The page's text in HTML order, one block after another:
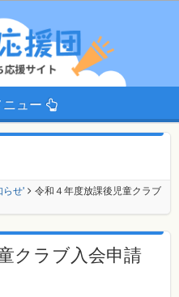
ュー
らせ'
令和４年度放課後児童クラブ
クラブ入会申請